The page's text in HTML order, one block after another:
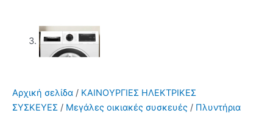
Αρχική σελίδα / ΚΑΙΝΟΥΡΓΙΕΣ ΗΛΕΚΤΡΙΚΕΣ
ΣΥΣΚΕΥΕΣ / Μεγάλες οικιακές συσκευές / Πλυντήρια